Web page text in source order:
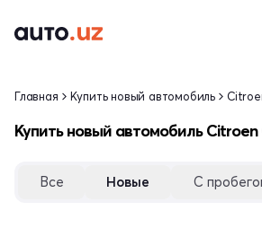
Главная Купить новый автомобиль
Купить новый автомобиль Citroen
Все Новые С